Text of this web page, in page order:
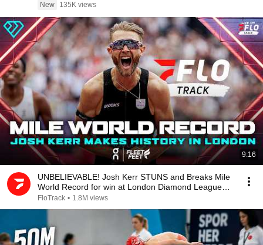
New
135K views
9:16
UNBELIEVABLE! Josh Kerr STUNS and Breaks Mile
World Record for win at London Diamond League
2026
FloTrack • 1.8M views